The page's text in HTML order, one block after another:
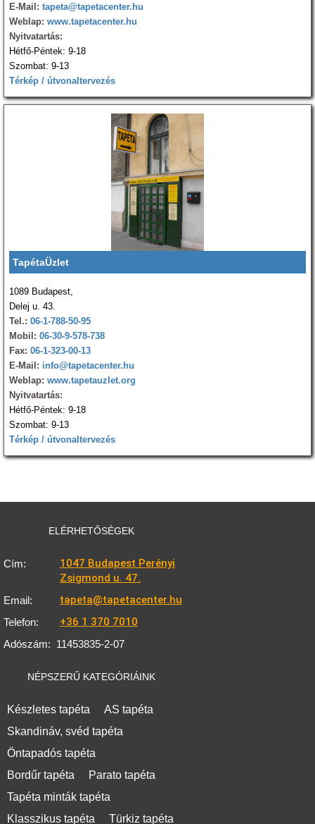
E-Mail: tapeta@tapetacenter.hu
Weblap: www.tapetacenter.hu
Nyitvatartás:
Hétfő-Péntek: 9-18
Szombat: 9-13
Térkép / útvonaltervezés
TapétaÜzlet
1089 Budapest,
Delej u. 43.
Tel.: 06-1-788-50-95
Mobil: 06-30-9-578-738
Fax: 06-1-323-00-13
E-Mail: info@tapetacenter.hu
Weblap: www.tapetauzlet.org
Nyitvatartás:
Hétfő-Péntek: 9-18
Szombat: 9-13
Térkép / útvonaltervezés
ELÉRHETŐSÉGEK
Cím:
1047 Budapest Perényi
Zsigmond u. 47.
Email: tapeta@tapetacenter.hu
Telefon: +36 1 370 7010
Adószám: 11453835-2-07
NÉPSZERŰ KATEGÓRIÁINK
Készletes tapéta
AS tapéta
Skandináv, svéd tapéta
Öntapadós tapéta
Bordűr tapéta
Parato tapéta
Tapéta minták tapéta
Klasszikus tapéta
Türkiz tapéta